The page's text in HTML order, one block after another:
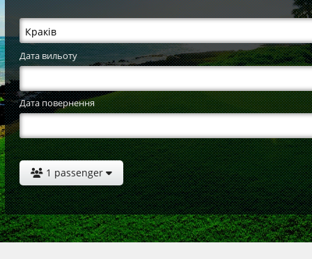
Дата вильоту
Дата повернення
1 passenger